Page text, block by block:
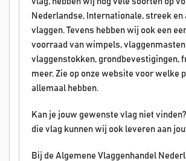
Nederlandse, Internationale, streek en
vlaggen. Tevens hebben wij ook een
voorraad van wimpels,
vlaggenstokken, grondbevestigingen,
meer. Zie op onze website voor welke
allemaal hebben.
Kan je jouw gewenste vlag niet
die vlag kunnen wij ook leveren aan
Bij de Algemene Vlaggenhandel